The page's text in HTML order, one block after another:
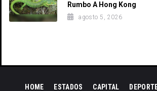
Rumbo A Hong Kong
agosto 5, 2026
HOME ESTADOS CAPITAL